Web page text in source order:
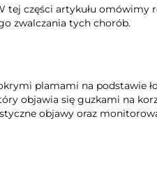
tej części artykułu omówimy
zwalczania tych chorób.
plamami na podstawie
objawia się guzkami na
objawy oraz